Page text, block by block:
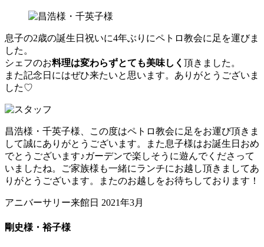
息子の2歳の誕生日祝いに4年ぶりにペトロ教会に足を運びま
した。
シェフのお料理は変わらずとても美味しく 頂きました。
また記念日にはぜひ来たいと思います。ありがとうございま
した♡
昌浩様・千英子様、この度はペトロ教会に足をお運び頂きま
して誠にありがとうございます。また息子様はお誕生日おめ
でとうございます♪ガーデンで楽しそうに遊んでくださって
いましたね。ご家族様も一緒にランチにお越し頂きましてあ
りがとうございます。またのお越しをお待ちしております！
アニバーサリー来館日 2021年3月
剛史様・裕子様